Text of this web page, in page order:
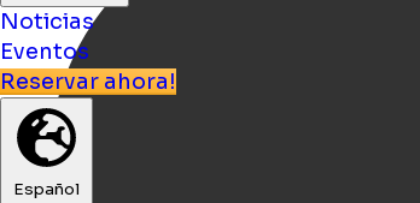
Noticias
Eventos
Reservar ahora!
Español